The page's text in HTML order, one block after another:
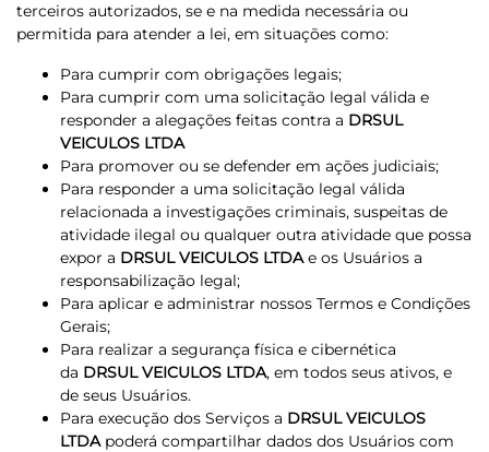
terceiros autorizados, se e na medida necessária ou
permitida para atender a lei, em situações como:
Para cumprir com obrigações legais;
Para cumprir com uma solicitação legal válida e
responder a alegações feitas contra a DRSUL
VEICULOS LTDA
Para promover ou se defender em ações judiciais;
Para responder a uma solicitação legal válida
relacionada a investigações criminais, suspeitas de
atividade ilegal ou qualquer outra atividade que possa
expor a DRSUL VEICULOS LTDAe os Usuários a
responsabilização legal;
Para aplicar e administrar nossos Termos e Condições
Gerais;
Para realizar a segurança física e cibernética
da DRSUL VEICULOS LTDA, em todos seus ativos, e
de seus Usuários.
Para execução dos Serviços a DRSUL VEICULOS
LTDApoderá compartilhar dados dos Usuários com